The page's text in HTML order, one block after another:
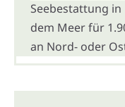
Seebestattung
dem Meer für
an Nord- oder